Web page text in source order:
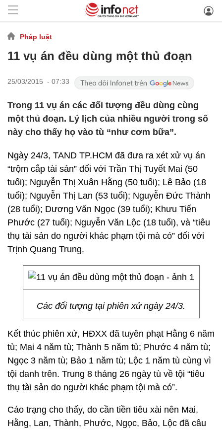
Pháp luật
11 vụ án đều dùng một thủ đoạn
25/03/2015 - 07:33
Trong 11 vụ án các đối tượng đều dùng cùng
một thủ đoạn. Lý lịch của nhiều người trong số
này cho thấy họ vào tù “như cơm bữa”.
Ngày 24/3, TAND TP.HCM đã đưa ra xét xử vụ án
“trộm cắp tài sản” đối với Trần Thị Tuyết Mai (50
tuổi); Nguyễn Thị Xuân Hằng (50 tuổi); Lê Bảo (18
tuổi); Nguyễn Thị Lan (53 tuổi); Nguyễn Đức Thành
(28 tuổi); Dương Văn Ngọc (39 tuổi); Khưu Tiến
Phước (27 tuổi); Nguyễn Văn Lộc (18 tuổi), và “tiêu
thụ tài sản do người khác phạm tội mà có” đối với
Trịnh Quang Trung.
Các đối tượng tại phiên xử ngày 24/3.
Kết thúc phiên xử, HĐXX đã tuyên phạt Hằng 6 năm
tù; Mai 4 năm tù; Thành 5 năm tù; Phước 4 năm tù;
Ngọc 3 năm tù; Bảo 1 năm tù; Lộc 1 năm tù cùng vì
tội danh trên. Trung 8 tháng 26 ngày tù về tội “tiêu
thụ tài sản do người khác phạm tội mà có”.
Cáo trạng cho thấy, do cần tiền tiêu xài nên Mai,
Hằng, Lan, Thành, Phước, Ngọc, Bảo, Lộc đã câu